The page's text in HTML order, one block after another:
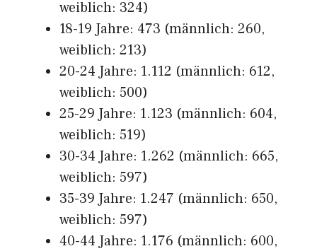
weiblich: 324)
18-19 Jahre: 473 (männlich: 260,
weiblich: 213)
20-24 Jahre: 1.112 (männlich: 612,
weiblich: 500)
25-29 Jahre: 1.123 (männlich: 604,
weiblich: 519)
30-34 Jahre: 1.262 (männlich: 665,
weiblich: 597)
35-39 Jahre: 1.247 (männlich: 650,
weiblich: 597)
40-44 Jahre: 1.176 (männlich: 600,